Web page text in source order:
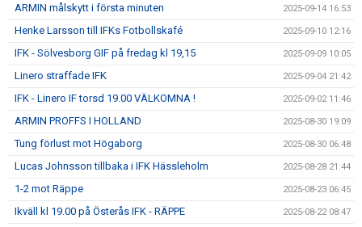
ARMIN målskytt i första minuten 2025-09-14 16:53
Henke Larsson till IFKs Fotbollskafé 2025-09-10 12:16
IFK - Sölvesborg GIF på fredag kl 19,15 2025-09-09 10:05
Linero straffade IFK 2025-09-04 21:42
IFK - Linero IF torsd 19.00 VÄLKOMNA ! 2025-09-02 11:46
ARMIN PROFFS I HOLLAND 2025-08-30 19:09
Tung förlust mot Högaborg 2025-08-30 06:48
Lucas Johnsson tillbaka i IFK Hässleholm 2025-08-28 21:44
1-2 mot Räppe 2025-08-23 06:45
Ikväll kl 19.00 på Österås IFK - RÄPPE 2025-08-22 08:47